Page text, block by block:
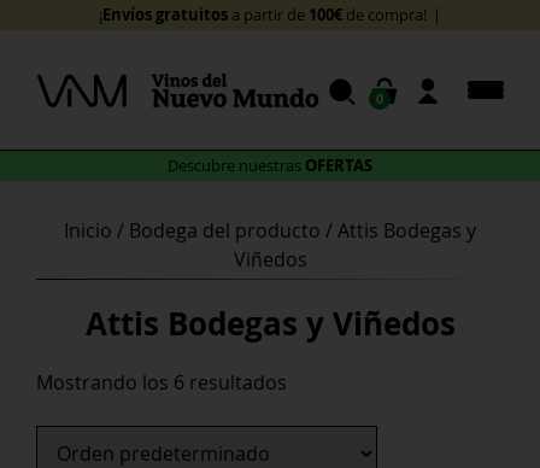
content
Descubre nuestras OFERTAS
¡Envíos gratuitosa
0
Inicio / Bodega del producto / Attis Bodegas y
Viñedos
Attis Bodegas y Viñedos
Mostrando los 6 resultados